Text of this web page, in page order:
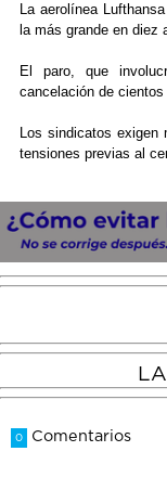
La aerolínea
la más grande en diez
El paro, que
cancelación de
Los sindicatos exigen
tensiones previas al
0 Comentarios